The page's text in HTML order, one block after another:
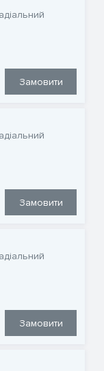
Замовити
Замовити
Замовити